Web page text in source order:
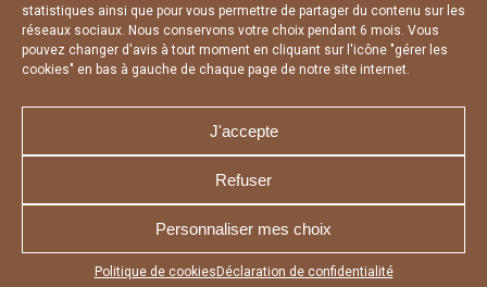
statistiques ainsi que pour vous permettre de partager du contenu sur les
réseaux sociaux. Nous conservons votre choix pendant 6 mois. Vous
pouvez changer d'avis à tout moment en cliquant sur l'icône "gérer les
cookies" en bas à gauche de chaque page de notre site internet.
J'accepte
Refuser
Personnaliser mes choix
Politique de cookies Déclaration de confidentialité
Appuyez sur le bouton partager en bas de votre
PARTENAIRES OFFICIELS
NOUS CONTACTER
MENTIONS LÉGALES
CHARTE DE CONFIDENTIALITÉ
DÉCLARATION DE CONFIDENTIALITÉ
RÉALISÉ PAR L’AGENCE WEB A3 WEB